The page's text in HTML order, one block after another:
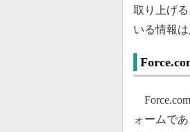
取り上げ
いる情報
Force.com
ォームで